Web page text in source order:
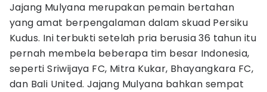
Jajang Mulyana merupakan pemain bertahan
yang amat berpengalaman dalam skuad Persiku
Kudus. Ini terbukti setelah pria berusia 36 tahun itu
pernah membela beberapa tim besar Indonesia,
seperti Sriwijaya FC, Mitra Kukar, Bhayangkara FC,
dan Bali United. Jajang Mulyana bahkan sempat